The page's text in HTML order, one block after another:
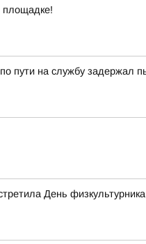
площадке!
пути на службу задержал
День физкультурника